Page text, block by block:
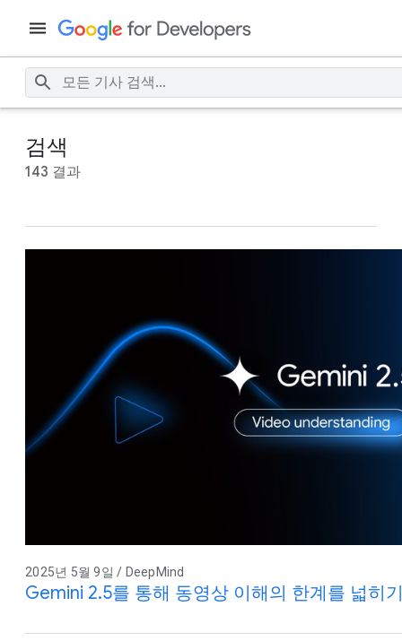
검색
143 결과
2025년 5월 9일 / DeepMind
Gemini 2.5를 통해 동영상 이해의 한계를 넓히